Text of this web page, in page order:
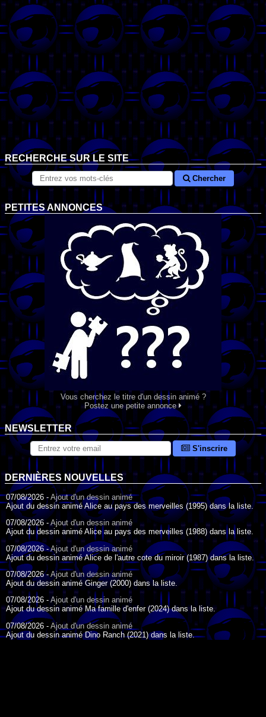
RECHERCHE SUR LE SITE
Chercher
PETITES ANNONCES
Vous cherchez le titre d'un dessin animé ?
Postez une petite annonce
NEWSLETTER
S'inscrire
DERNIÈRES NOUVELLES
07/08/2026 - Ajout d'un dessin animé
Ajout du dessin animé Alice au pays des merveilles (1995) dans la liste.
07/08/2026 -Ajout d'un dessin animé
Ajout du dessin animé Alice au pays des merveilles (1988) dans la liste.
07/08/2026 -Ajout d'un dessin animé
Ajout du dessin animé Alice de l'autre cote du miroir (1987) dans la liste.
07/08/2026 -Ajout d'un dessin animé
Ajout du dessin animé Ginger (2000) dans la liste.
07/08/2026 - Ajout d'un dessin animé
Ajout du dessin animé Ma famille d'enfer (2024) dans la liste.
07/08/2026 - Ajout d'un dessin animé
Ajout du dessin animé Dino Ranch (2021) dans la liste.